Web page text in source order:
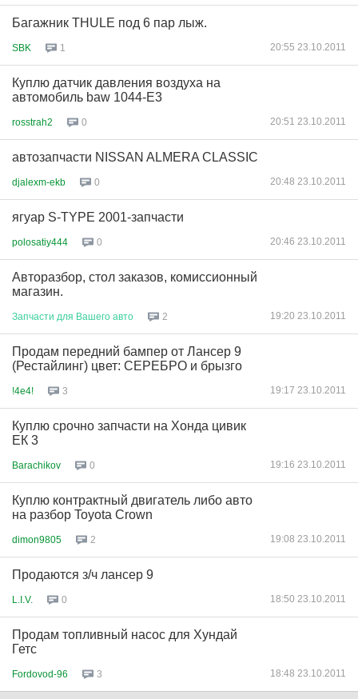
Багажник THULE под 6 пар лыж.
SBK 1 20:55 23.10.2011
Куплю датчик давления воздуха на
автомобиль baw 1044-E3
rosstrah2 0 20:51 23.10.2011
автозапчасти NISSAN ALMERA CLASSIC
djalexm-ekb 0 20:48 23.10.2011
ягуар S-TYPE 2001-запчасти
polosatiy444 0 20:46 23.10.2011
Авторазбор, стол заказов, комиссионный
магазин.
Запчасти для Вашего авто 2 19:20 23.10.2011
Продам передний бампер от Лансер 9
(Рестайлинг) цвет: СЕРЕБРО и брызго
!4e4! 3 19:17 23.10.2011
Куплю срочно запчасти на Хонда цивик
ЕК 3
Barachikov 0 19:16 23.10.2011
Куплю контрактный двигатель либо авто
на разбор Toyota Crown
dimon9805 2 19:08 23.10.2011
Продаются з/ч лансер 9
L.I.V. 0 18:50 23.10.2011
Продам топливный насос для Хундай
Гетс
Fordovod-96 3 18:48 23.10.2011